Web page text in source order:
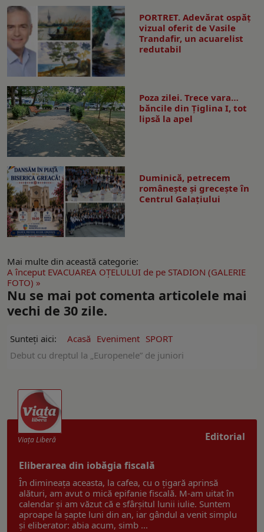
PORTRET. Adevărat ospăț
vizual oferit de Vasile
Trandafir, un acuarelist
redutabil
Poza zilei. Trece vara…
băncile din Ţiglina I, tot
lipsă la apel
Duminică, petrecem
româneşte şi greceşte în
Centrul Galaţiului
Mai multe din această categorie:
A început EVACUAREA OŢELULUI de pe STADION (GALERIE
FOTO) »
Nu se mai pot comenta articolele mai
vechi de 30 zile.
Sunteți aici: Acasă Eveniment SPORT
Debut cu dreptul la „Europenele” de juniori
Editorial
Viaţa Liberă
Eliberarea din iobăgia fiscală
În dimineața aceasta, la cafea, cu o țigară aprinsă
alături, am avut o mică epifanie fiscală. M-am uitat în
calendar și am văzut că e sfârșitul lunii iulie. Suntem
aproape la șapte luni din an, iar gândul a venit simplu
și eliberator: abia acum, simb ...